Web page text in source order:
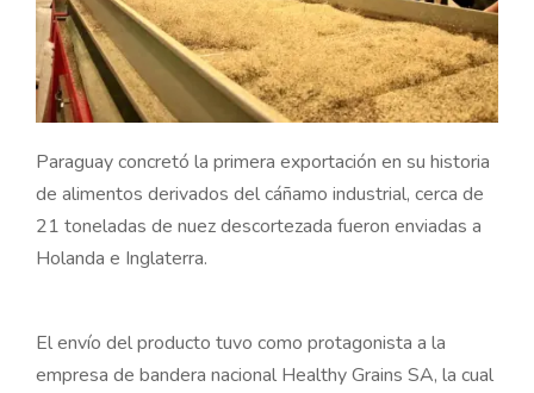
Paraguay concretó la primera exportación en su historia
de alimentos derivados del cáñamo industrial, cerca de
21 toneladas de nuez descortezada fueron enviadas a
Holanda e Inglaterra.
El envío del producto tuvo como protagonista a la
empresa de bandera nacional Healthy Grains SA, la cual